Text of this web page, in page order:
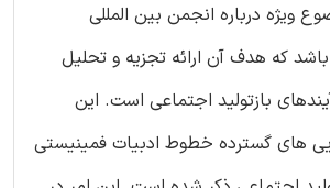
ویژه درباره انجمن بین المللی
که هدف آن ارائه تجزیه و تحلیل
بازتولید اجتماعی است. این
های گسترده خطوط ادبیات فمینیستی